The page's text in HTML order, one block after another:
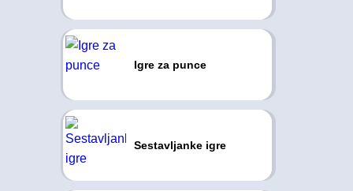
Igre za punce
Sestavljanke igre